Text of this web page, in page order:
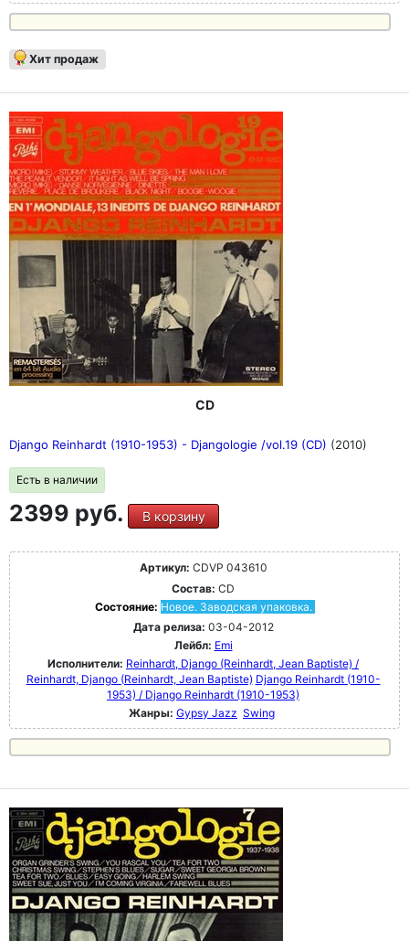
Хит продаж
CD
Django Reinhardt (1910-1953) - Djangologie /vol.19 (CD) (2010)
Есть в наличии
2399 руб. В корзину
Артикул: CDVP 043610
Состав: CD
Состояние: Новое. Заводская упаковка.
Дата релиза: 03-04-2012
Лейбл: Emi
Исполнители: Reinhardt, Django (Reinhardt, Jean Baptiste) /
Reinhardt, Django (Reinhardt, Jean Baptiste) Django Reinhardt (1910-
1953) / Django Reinhardt (1910-1953)
Жанры: Gypsy Jazz Swing